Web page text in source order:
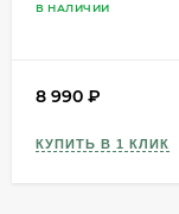
поливочный,
В НАЛИЧИИ
8 990
КУПИТЬ В 1 КЛИК